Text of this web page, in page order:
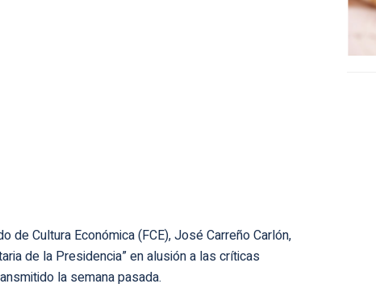
de Cultura Económica (FCE), José Carreño Carlón,
de la Presidencia” en alusión a las críticas
la semana pasada.